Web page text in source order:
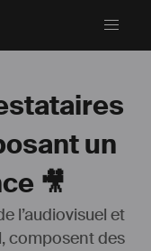
un
🎥
l’audiovisuel et
composent des